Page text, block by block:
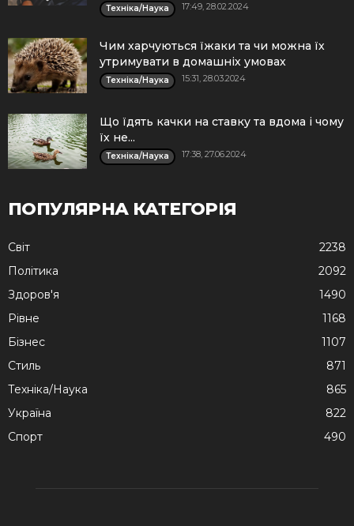
Техніка/Наука 17:49, 28.02.2024
Чим харчуються їжаки та чи можна їх
утримувати в домашніх умовах
Техніка/Наука 15:31, 28.03.2024
Що їдять качки на ставку та вдома і чому
їх не...
Техніка/Наука 17:38, 27.06.2024
ПОПУЛЯРНА КАТЕГОРІЯ
Cвіт
2238
Політика
2092
Здоров'я
1490
Рівне
1168
Бізнес
1107
Стиль
871
Техніка/Наука
865
Україна
822
Спорт
490